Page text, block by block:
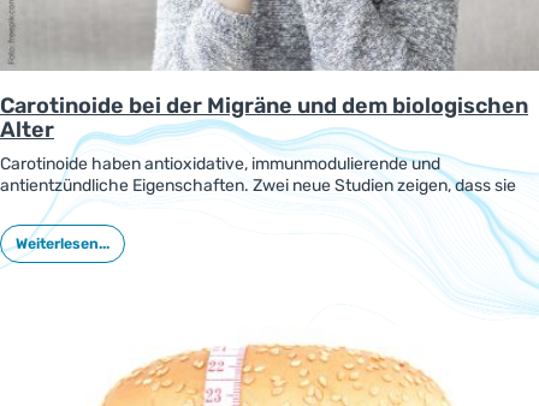
Carotinoide bei der Migräne und dem biologischen
Alter
Carotinoide haben antioxidative, immunmodulierende und
antientzündliche Eigenschaften. Zwei neue Studien zeigen, dass sie
zur Prävention der Migräne beitragen und das biologische Alter
verringern könnten.
Weiterlesen...